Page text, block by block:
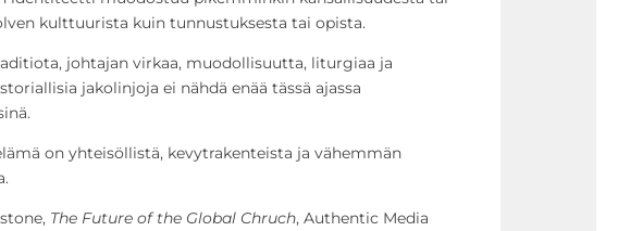
kulttuurista kuin tunnustuksesta tai opista.
johtajan virkaa, muodollisuutta, liturgiaa ja
jakolinjoja ei nähdä enää tässä ajassa
on yhteisöllistä, kevytrakenteista ja vähemmän
The Future of the Global Chruch, Authentic Media